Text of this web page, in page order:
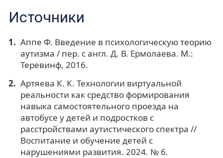
Источники
Аппе Ф. Введение в психологическую теорию
аутизма / пер. с англ. Д. В. Ермолаева. М.:
Теревинф, 2016.
Артяева К. К. Технологии виртуальной
реальности как средство формирования
навыка самостоятельного проезда на
автобусе у детей и подростков с
расстройствами аутистического спектра //
Воспитание и обучение детей с
нарушениями развития. 2024. № 6.